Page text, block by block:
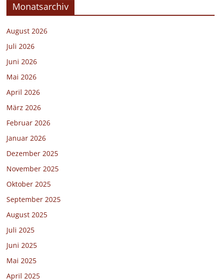
Monatsarchiv
August 2026
Juli 2026
Juni 2026
Mai 2026
April 2026
März 2026
Februar 2026
Januar 2026
Dezember 2025
November 2025
Oktober 2025
September 2025
August 2025
Juli 2025
Juni 2025
Mai 2025
April 2025